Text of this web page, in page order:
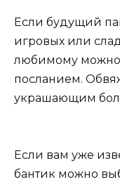
Если будущий
игровых или
любимому
посланием.
украшающим
Если вам уже
бантик можно